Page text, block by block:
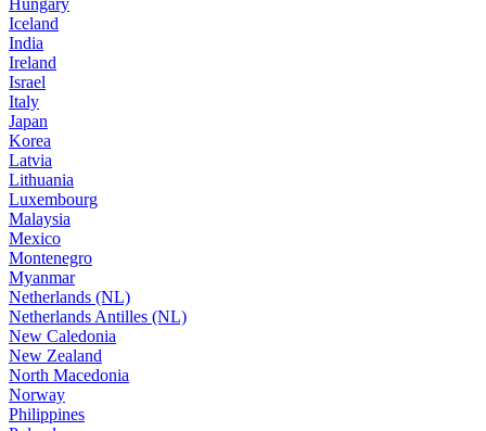
Iceland
India
Ireland
Israel
Italy
Japan
Korea
Latvia
Lithuania
Luxembourg
Malaysia
Mexico
Montenegro
Myanmar
Netherlands (NL)
Netherlands Antilles (NL)
New Caledonia
New Zealand
North Macedonia
Norway
Philippines